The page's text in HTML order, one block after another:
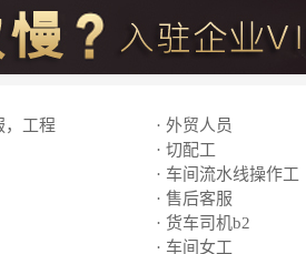
，工程
· 外贸人员
· 切配工
· 车间流水线操作工
· 售后客服
· 货车司机b2
· 车间女工